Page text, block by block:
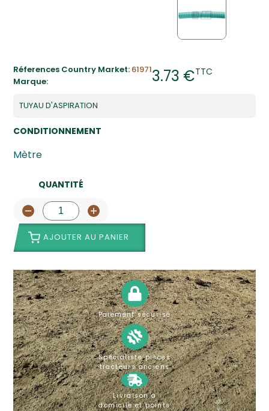
Réferences Country Market: 61971
Marque:
3.73 €TTC
TUYAU D'ASPIRATION
CONDITIONNEMENT
Mètre
QUANTITÉ
AJOUTER AU PANIER
Paiement sécurisé
Spécialiste pièces
tracteurs anciens
Livraison à
domicile et points